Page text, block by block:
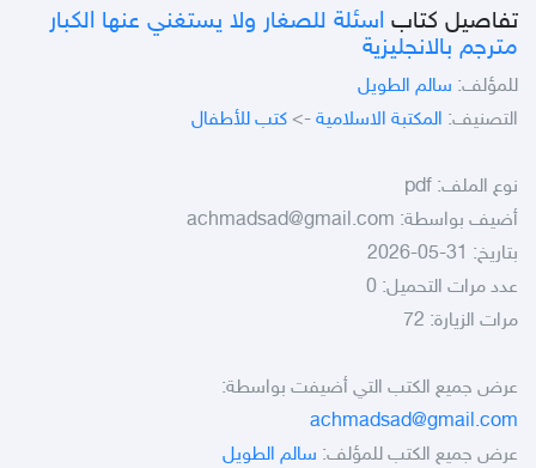
تفاصيل كتاب اسئلة للصغار ولا يستغني عنها الكبار
مترجم بالانجليزية
للمؤلف: سالم الطويل
التصنيف: المكتبة الاسلامية -> كتب للأطفال
نوع الملف: pdf
أضيف بواسطة: achmadsad@gmail.com
بتاريخ: 31-05-2026
عدد مرات التحميل: 0
مرات الزيارة: 72
عرض جميع الكتب التي أضيفت بواسطة:
achmadsad@gmail.com
عرض جميع الكتب للمؤلف: سالم الطويل